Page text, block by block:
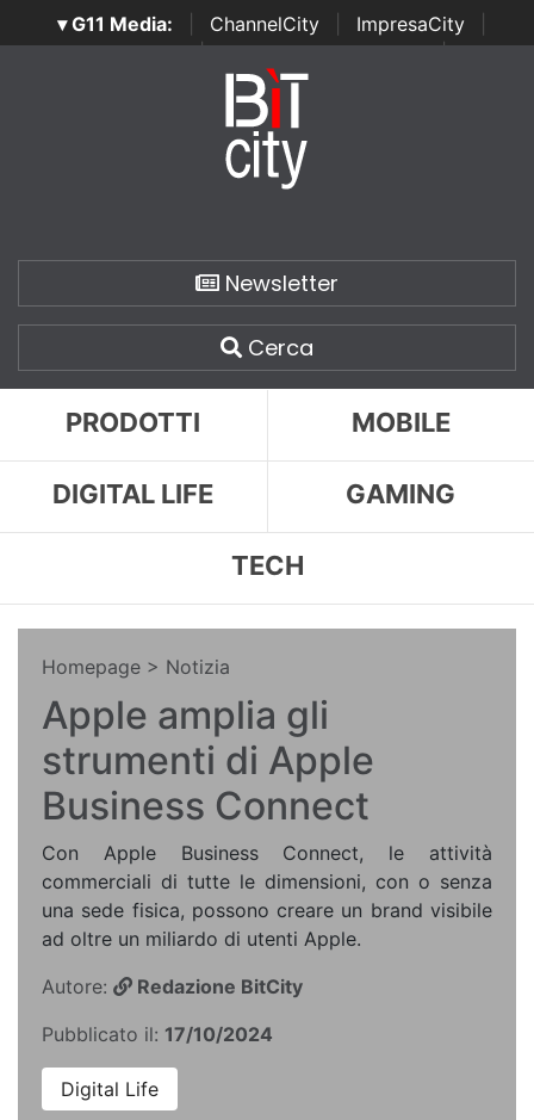
▾ G11 Media: ChannelCity ImpresaCity
SecurityOpenLab | Italian Channel Awards | Italian
Italian Security Awards
Newsletter
Cerca
PRODOTTI MOBILE
DIGITAL LIFE GAMING
TECH
Homepage > Notizia
Apple amplia gli
strumenti di Apple
Business Connect
Con Apple Business Connect, le attività
commerciali di tutte le dimensioni, con o senza
una sede fisica, possono creare un brand visibile
ad oltre un miliardo di utenti Apple.
Autore:
Redazione BitCity
Pubblicato il: 17/10/2024
Digital Life